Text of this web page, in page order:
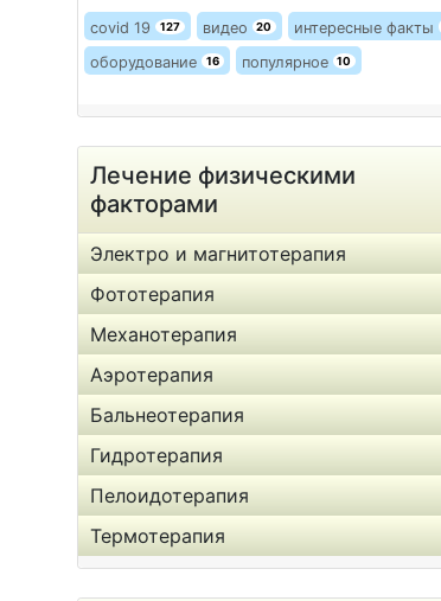
covid 19 127 видео 20 интересные факты
оборудование 16 популярное 10
Лечение физическими
факторами
Электро и магнитотерапия
Фототерапия
Механотерапия
Аэротерапия
Бальнеотерапия
Гидротерапия
Пелоидотерапия
Термотерапия